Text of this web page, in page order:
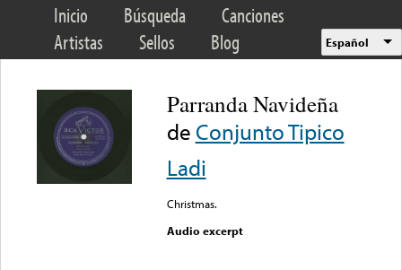
Inicio Búsqueda
Canciones
Artistas
Sellos Blog Español
Parranda Navideña
de Conjunto Tipico
Ladi
Christmas.
Audio excerpt